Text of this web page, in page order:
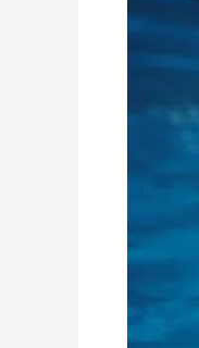
Aquático:
Fluvial
bicampeão
sénior